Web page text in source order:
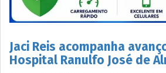
Jaci Reis acompanha
Hospital Ranulfo José de